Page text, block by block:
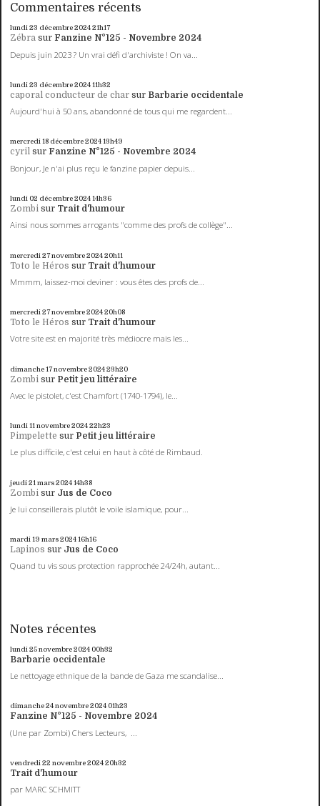
Commentaires récents
lundi 23 décembre 202421h17
Zébra sur Fanzine N°125 - Novembre 2024
Depuis juin 2023 ? Un vrai défi d'archiviste ! On va...
lundi 23 décembre 202411h32
caporal conducteur de char sur Barbarie occidentale
Aujourd'hui à 50 ans, abandonné de tous qui me regardent...
mercredi 18 décembre 202413h49
cyril sur Fanzine N°125 - Novembre 2024
Bonjour, Je n'ai plus reçu le fanzine papier depuis...
lundi 02 décembre 202414h36
Zombi sur Trait d'humour
Ainsi nous sommes arrogants "comme des profs de collège"...
mercredi 27novembre 202420h11
Toto le Héros sur Trait d'humour
Mmmm, laissez-moi deviner : vous êtes des profs de...
mercredi 27novembre 202420h08
Toto le Héros sur Trait d'humour
Votre site est en majorité très médiocre mais les...
dimanche 17novembre 202423h20
Zombi sur Petit jeu littéraire
Avec le pistolet, c'est Chamfort (1740-1794), le...
lundi 11novembre 202422h23
Pimpelette sur Petit jeu littéraire
Le plus difficile, c'est celui en haut à côté de Rimbaud.
jeudi 21 mars 202414h38
Zombi sur Jus de Coco
Je lui conseillerais plutôt le voile islamique, pour...
mardi 19 mars 202416h16
Lapinos sur Jus de Coco
Quand tu vis sous protection rapprochée 24/24h, autant...
Notes récentes
lundi 25novembre 2024 00h32
Barbarie occidentale
Le nettoyage ethnique de la bande de Gaza me scandalise...
dimanche 24novembre 2024 01h23
Fanzine N°125 - Novembre 2024
(Une par Zombi) Chers Lecteurs, ...
vendredi 22 novembre 202420h32
Trait d'humour
par MARC SCHMITT